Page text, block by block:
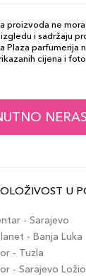
proizvoda ne
i sadržaju
Plaza parfumerija
cijena i
U
- Sarajevo
- Banja Luka
- Tuzla
- Sarajevo